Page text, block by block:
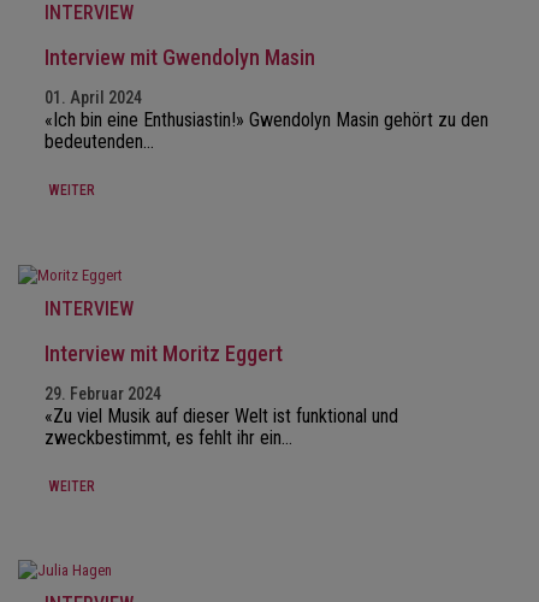
INTERVIEW
Interview mit Gwendolyn Masin
01. April 2024
«Ich bin eine Enthusiastin!» Gwendolyn Masin gehört zu den
bedeutenden…
WEITER
INTERVIEW
Interview mit Moritz Eggert
29. Februar 2024
«Zu viel Musik auf dieser Welt ist funktional und
zweckbestimmt, es fehlt ihr ein…
WEITER